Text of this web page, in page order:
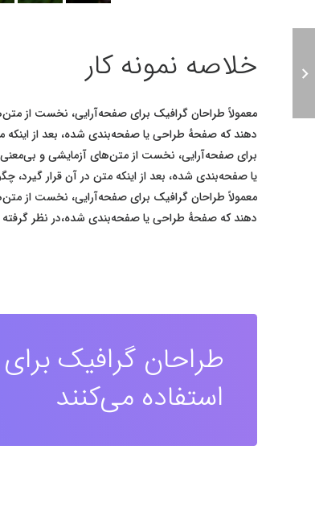
خلاصه نمونه کار
معمولاً طراحان گرافیک برای صفحه‌آرایی، نخست از
دهند که صفحهٔ طراحی یا صفحه‌بندی شده، بعد از اینکه
برای صفحه‌آرایی، نخست از متن‌های آزمایشی و
یا صفحه‌بندی شده، بعد از اینکه متن در آن قرار
معمولاً طراحان گرافیک برای صفحه‌آرایی، نخست از
دهند که صفحهٔ طراحی یا صفحه‌بندی شده،در نظر
طراحان گرافیک
استفاده می‌کنند